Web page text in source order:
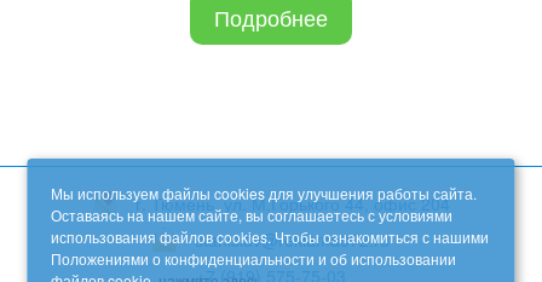
Подробнее
г. Тюмень, ул. М.Горького 44, офис 204
stanislav@reklama072.ru
+7 (919) 575-75-03
Мы используем файлы cookies для улучшения работы сайта.
Оставаясь на нашем сайте, вы соглашаетесь с условиями
использования файлов cookies. Чтобы ознакомиться с нашими
Положениями о конфиденциальности и об использовании